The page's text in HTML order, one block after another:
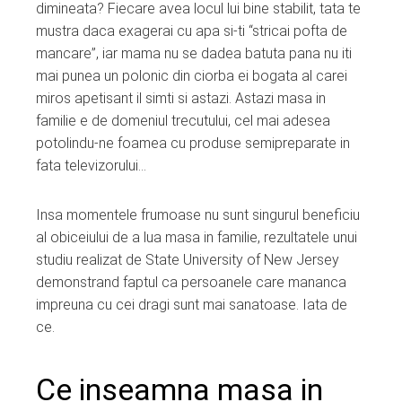
dimineata? Fiecare avea locul lui bine stabilit, tata te
mustra daca exagerai cu apa si-ti “stricai pofta de
mancare”, iar mama nu se dadea batuta pana nu iti
mai punea un polonic din ciorba ei bogata al carei
miros apetisant il simti si astazi. Astazi masa in
familie e de domeniul trecutului, cel mai adesea
potolindu-ne foamea cu produse semipreparate in
fata televizorului…
Insa momentele frumoase nu sunt singurul beneficiu
al obiceiului de a lua masa in familie, rezultatele unui
studiu realizat de State University of New Jersey
demonstrand faptul ca persoanele care mananca
impreuna cu cei dragi sunt mai sanatoase. Iata de
ce.
Ce inseamna masa in